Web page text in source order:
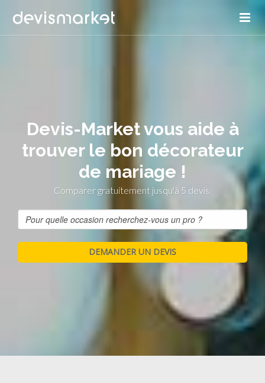
Devis-Market vous aide à
trouver le bon décorateur
de mariage !
Comparer gratuitement jusqu'à 5 devis.